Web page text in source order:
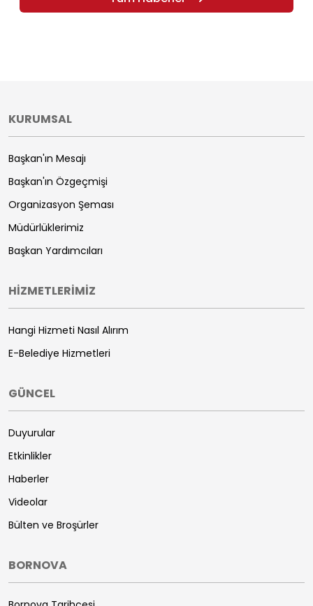
KURUMSAL
Başkan'ın Mesajı
Başkan'ın Özgeçmişi
Organizasyon Şeması
Müdürlüklerimiz
HİZMETLERİMİZ
Hangi Hizmeti Nasıl Alırım
GÜNCEL
Duyurular
Etkinlikler
Haberler
Videolar
BORNOVA